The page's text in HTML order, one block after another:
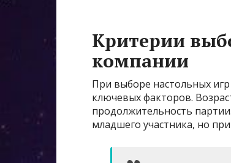
Критерии
компании
При выборе настольных
ключевых факторов.
продолжительность
младшего участника, но